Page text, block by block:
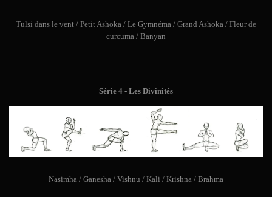
Tulsi dans le vent / Petit Ashoka / Le Gymnéma / Grand Ashoka / Fleur de
curcuma / Banyan
Série 4 - Les Divinités
Nasimha / Ganesha / Vishnu / Kali / Krishna / Brahma